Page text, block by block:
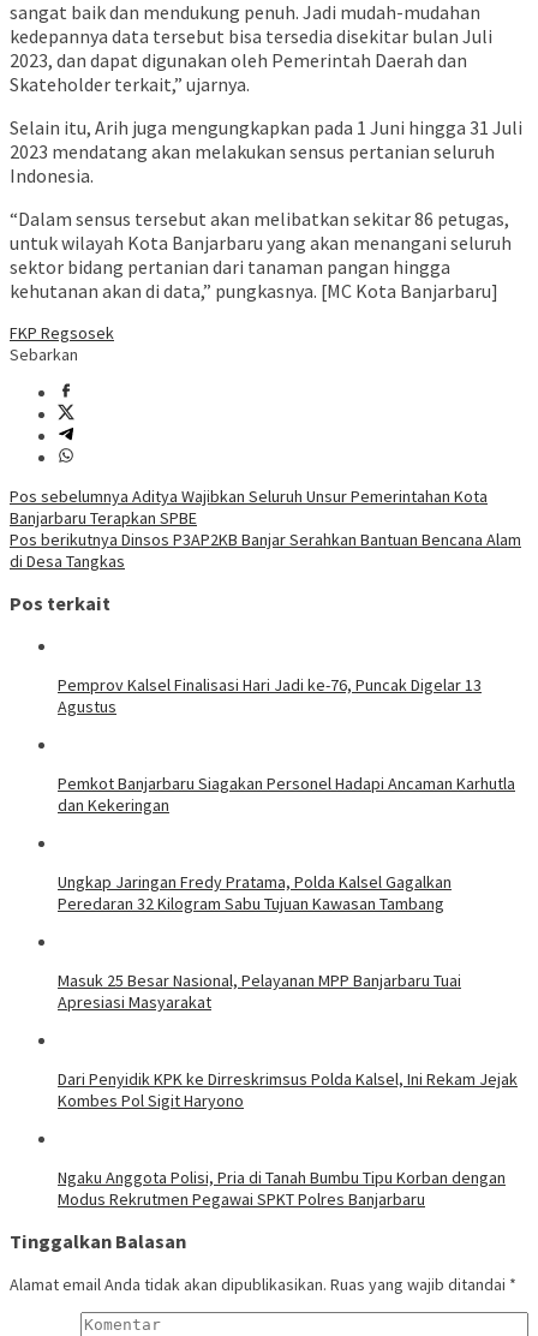
sangat baik dan mendukung penuh. Jadi mudah-mudahan
kedepannya data tersebut bisa tersedia disekitar bulan Juli
2023, dan dapat digunakan oleh Pemerintah Daerah dan
Skateholder terkait,” ujarnya.
Selain itu, Arih juga mengungkapkan pada 1 Juni hingga 31 Juli
2023 mendatang akan melakukan sensus pertanian seluruh
Indonesia.
“Dalam sensus tersebut akan melibatkan sekitar 86 petugas,
untuk wilayah Kota Banjarbaru yang akan menangani seluruh
sektor bidang pertanian dari tanaman pangan hingga
kehutanan akan di data,” pungkasnya. [MC Kota Banjarbaru]
FKP Regsosek
Sebarkan
Navigasi
pos
Pos sebelumnya Aditya Wajibkan Seluruh Unsur Pemerintahan Kota
Banjarbaru Terapkan SPBE
Pos berikutnya Dinsos P3AP2KB Banjar Serahkan Bantuan Bencana Alam
di Desa Tangkas
Pos terkait
Pemprov Kalsel Finalisasi Hari Jadi ke-76, Puncak Digelar 13
Agustus
Pemkot Banjarbaru Siagakan Personel Hadapi Ancaman Karhutla
dan Kekeringan
Ungkap Jaringan Fredy Pratama, Polda Kalsel Gagalkan
Peredaran 32 Kilogram Sabu Tujuan Kawasan Tambang
Masuk 25 Besar Nasional, Pelayanan MPP Banjarbaru Tuai
Apresiasi Masyarakat
Dari Penyidik KPK ke Dirreskrimsus Polda Kalsel, Ini Rekam Jejak
Kombes Pol Sigit Haryono
Ngaku Anggota Polisi, Pria di Tanah Bumbu Tipu Korban dengan
Modus Rekrutmen Pegawai SPKT Polres Banjarbaru
Tinggalkan Balasan
Alamat email Anda tidak akan dipublikasikan. Ruas yang wajib ditandai *